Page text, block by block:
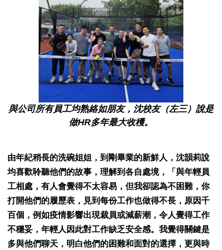
與公司所有員工均熟絡如朋友，沈校友（左三）說是
做HR多年最大收穫。
由年紀稍長的洗碗姐姐，到剛畢業的新鮮人，沈韻莉說
均喜歡聆聽他們的故事，理解到各自處境，「與年輕員
工相處，有人會覺得不太容易，但我卻認為不困難，你
打開他們的履歷表，見到每份工作也做得不長，原因千
百個，例如疫情影響出現裁員或減薪潮，令人覺得工作
不穩妥，年輕人因此對工作缺乏安全感。我覺得關鍵是
多與他們聊天，明白他們的困難和面對的選擇，更與時